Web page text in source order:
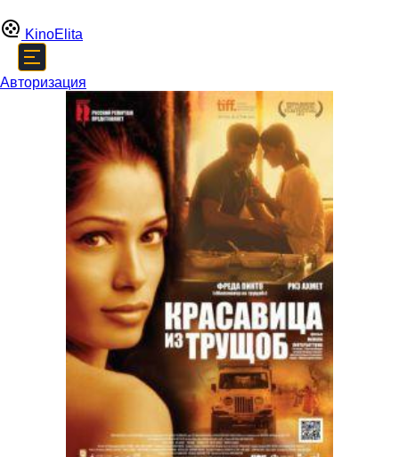
KinoElita
Авторизация